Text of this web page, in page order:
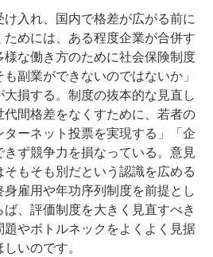
け入れ、国内で格差が広がる前に
めには、ある程度企業が合併す
な働き方のために社会保険制度
副業ができないのではないか」
大損する。制度の抜本的な見直し
間格差をなくすために、若者の
ーネット投票を実現する」「企
ず競争力を損なっている。意見
もそも別だという認識を広める
雇用や年功序列制度を前提とし
、評価制度を大きく見直すべき
やボトルネックをよくよく見据
いのです。